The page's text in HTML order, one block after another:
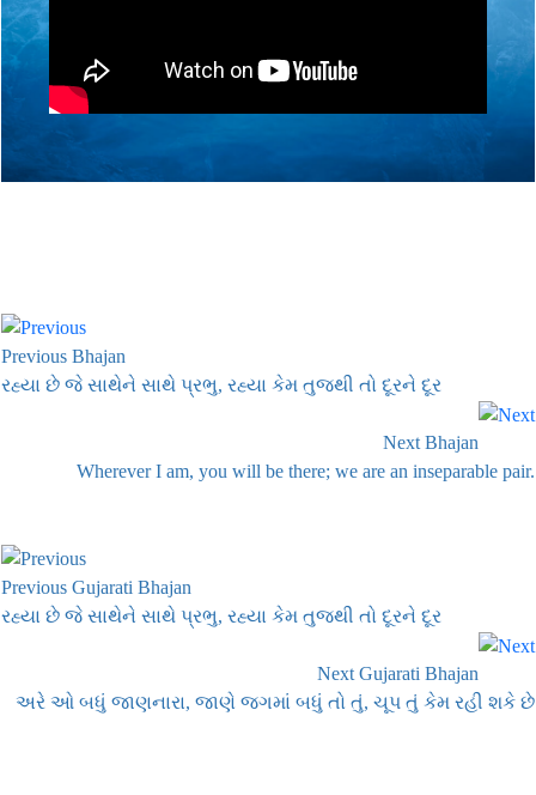
Previous Bhajan
રહ્યા છે જે સાથેને સાથે પ્રભુ, રહ્યા કેમ તુજથી તો દૂરને દૂર
Next Bhajan
Wherever I am, you will be there; we are an inseparable pair.
Previous Gujarati Bhajan
રહ્યા છે જે સાથેને સાથે પ્રભુ, રહ્યા કેમ તુજથી તો દૂરને દૂર
Next Gujarati Bhajan
અરે ઓ બધું જાણનારા, જાણે જગમાં બધું તો તું, ચૂપ તું કેમ રહી શકે છે